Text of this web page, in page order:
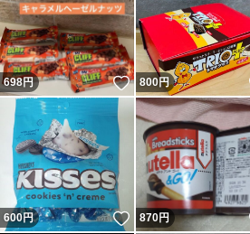
698円 いいね！
800円
600円 いいね！
870円